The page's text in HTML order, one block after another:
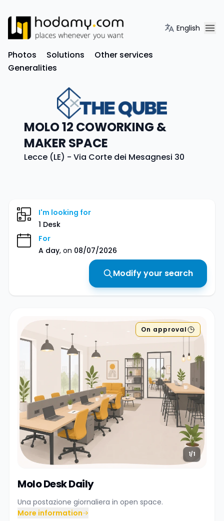
English
Photos Solutions
Other services
Generalities
MOLO 12 COWORKING &
MAKER SPACE
Lecce (LE) - Via Corte dei Mesagnesi 30
I'm looking for
1 Desk
For
A day, on 08/07/2026
Modify your search
On approval
1/1
Molo Desk Daily
Una postazione giornaliera in open space.
More information